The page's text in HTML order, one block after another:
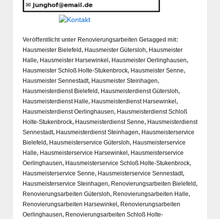
Veröffentlicht unter Renovierungsarbeiten Getagged mit:
Hausmeister Bielefeld, Hausmeister Gütersloh, Hausmeister
Halle, Hausmeister Harsewinkel , Hausmeister Oerlinghausen,
Hausmeister Schloß Holte-Stukenbrock, Hausmeister Senne,
Hausmeister Sennestadt, Hausmeister Steinhagen,
Hausmeisterdienst Bielefeld, Hausmeisterdienst Gütersloh,
Hausmeisterdienst Halle, Hausmeisterdienst Harsewinkel ,
Hausmeisterdienst Oerlinghausen, Hausmeisterdienst Schloß
Holte-Stukenbrock, Hausmeisterdienst Senne, Hausmeisterdienst
Sennestadt, Hausmeisterdienst Steinhagen, Hausmeisterservice
Bielefeld, Hausmeisterservice Gütersloh, Hausmeisterservice
Halle, Hausmeisterservice Harsewinkel , Hausmeisterservice
Oerlinghausen, Hausmeisterservice Schloß Holte-Stukenbrock,
Hausmeisterservice Senne, Hausmeisterservice Sennestadt,
Hausmeisterservice Steinhagen, Renovierungsarbeiten Bielefeld,
Renovierungsarbeiten Gütersloh, Renovierungsarbeiten Halle,
Renovierungsarbeiten Harsewinkel , Renovierungsarbeiten
Oerlinghausen, Renovierungsarbeiten Schloß Holte-